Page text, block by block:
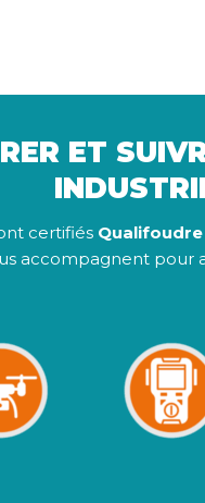
ET
certifiés Qualifoudre
accompagnent pour